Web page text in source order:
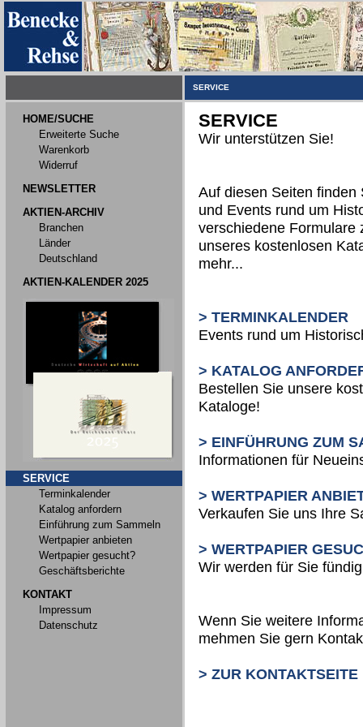
SERVICE
HOME/SUCHE
Erweiterte Suche
Warenkorb
Widerruf
NEWSLETTER
AKTIEN-ARCHIV
Branchen
Länder
Deutschland
AKTIEN-KALENDER 2025
SERVICE
Terminkalender
Katalog anfordern
Einführung zum Sammeln
Wertpapier anbieten
Wertpapier gesucht?
Geschäftsberichte
KONTAKT
Impressum
Datenschutz
SERVICE
Wir unterstützen Sie!
Auf diesen Seiten finden
und Events rund um
verschiedene Formulare
unseres kostenlosen
mehr...
> TERMINKALENDER
Events rund um
> KATALOG
Bestellen Sie unsere
Kataloge!
> EINFÜHRUNG ZUM
Informationen für
> WERTPAPIER
Verkaufen Sie uns Ihre
> WERTPAPIER
Wir werden für Sie
Wenn Sie weitere
mehmen Sie gern
> ZUR KONTAKTSEITE